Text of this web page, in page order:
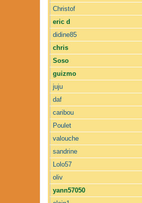
Christof
eric d
didine85
chris
Soso
guizmo
juju
daf
caribou
Poulet
valouche
sandrine
Lolo57
oliv
yann57050